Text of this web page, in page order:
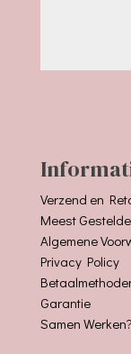
Verzend en
Meest
Algemene
Privacy Policy
Garantie
Samen Werken?